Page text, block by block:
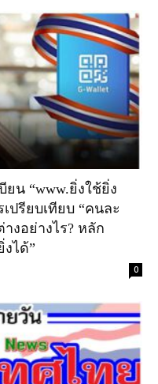
ยน “www.ยิ่งใช้ยิ่ง
ปรียบเทียบ “คนละ
งอย่างไร? หลัก
ได้”
0